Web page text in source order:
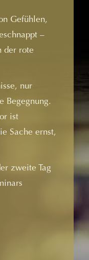
Gefühlen,
–
der rote
nur
Begegnung.
ist
Sache ernst,
zweite Tag